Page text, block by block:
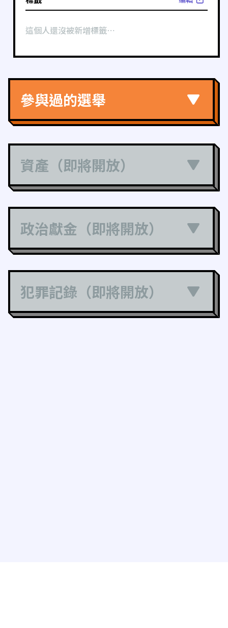
這個人還沒被新增標籤⋯
參與過的選舉
資產（即將開放）
政治獻金（即將開放）
犯罪記錄（即將開放）